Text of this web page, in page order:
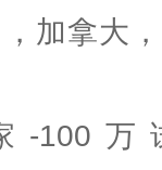
加拿大
-100万